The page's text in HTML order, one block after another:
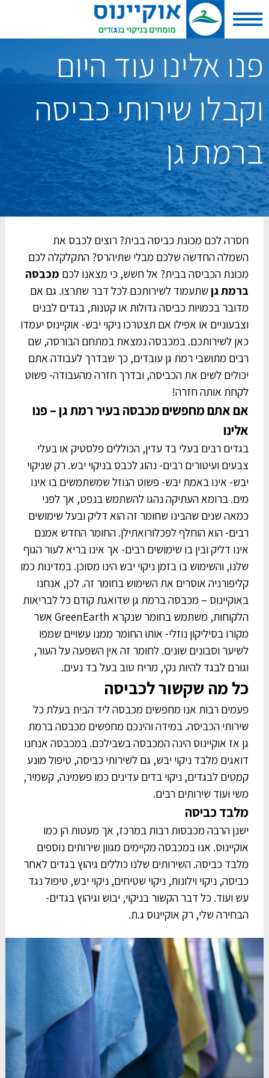
פנו אלינו עוד היום
וקבלו שירותי כביסה
ברמת גן
חסרה לכם מכונת כביסה בבית? רוצים לכבס את
השמלה החדשה שלכם מבלי שתיהרס? התקלקלה לכם
מכונת הכביסה בבית? אל חשש, כי מצאנו לכם מכבסה
ברמת גןשתעמוד לשירותכם לכל דבר שתרצו. גם אם
מדובר בכמויות כביסה גדולות או קטנות, בגדים לבנים
וצבעוניים או אפילו אם תצטרכו ניקוי יבש- אוקיינוס יעמדו
כאן לשירותכם. במכבסה נמצאת במתחם הבורסה, שם
רבים מתושבי רמת גן עובדים, כך שבדרך לעבודה אתם
יכולים לשים את הכביסה, ובדרך חזרה מהעבודה- פשוט
לקחת אותה חזרה!
אם אתם מחפשים מכבסה בעיר רמת גן – פנו
אלינו
בגדים רבים בעלי בד עדין, הכוללים פלסטיק או בעלי
צבעים ועיטורים רבים- נהוג לכבס בניקוי יבש. רק שניקוי
יבש- אינו באמת יבש- פשוט הנוזל שמשתמשים בו אינו
מים. ברומא העתיקה נהגו להשתמש בנפט, אך לפני
כמאה שנים שהבינו שחומר זה הוא דליק ובעל שימושים
רבים- הוא הוחלף לפכלורואתילן. החומר החדש אמנם
אינו דליק ובין בו שימושים רבים- אך אינו בריא לעור הגוף
שלנו, והשימוש בו בזמן ניקוי יבש הינו מסוכן. במדינות כמו
קליפורניה אוסרים את השימוש בחומר זה. לכן, אנחנו
באוקיינוס – מכבסה ברמת גן שדואגת קודם כל לבריאות
הלקוחות, משתמש בחומר שנקרא GreenEarth אשר
מקורו בסיליקון נוזלי- אותו החומר ממנו עשויים שמפו
לשיער וסבונים שונים. לחומר זה אין השפעה על העור,
וגורם לבגד להיות נקי, מריח טוב בעל בד נעים.
כל מה שקשור לכביסה
פעמים רבות אנו מחפשים מכבסה ליד הבית בעלת כל
שירותי הכביסה. במידה והינכם מחפשים מכבסה ברמת
גן אז אוקיינוס הינה המכבסה בשבילכם. במכבסה אנחנו
דואגים מלבד ניקוי יבש, גם לשירותי כביסה, טיפול מונע
קמטים לבגדים, ניקוי בדים עדינים כמו פשמינה, קשמיר,
משי ועוד שירותים רבים.
מלבד כביסה
ישנן הרבה מכבסות רבות במרכז, אך מעטות הן כמו
אוקיינוס. אנו במכבסה מקיימים מגוון שירותים נוספים
מלבד כביסה. השירותים שלנו כוללים גיהוץ בגדים לאחר
כביסה, ניקוי וילונות, ניקוי שטיחים, ניקוי יבש, טיפול נגד
עש ועוד. כל דבר הקשור בניקוי, יבוש וגיהוץ בגדים-
הבחירה שלי, רק אוקיינוס ג.ת.